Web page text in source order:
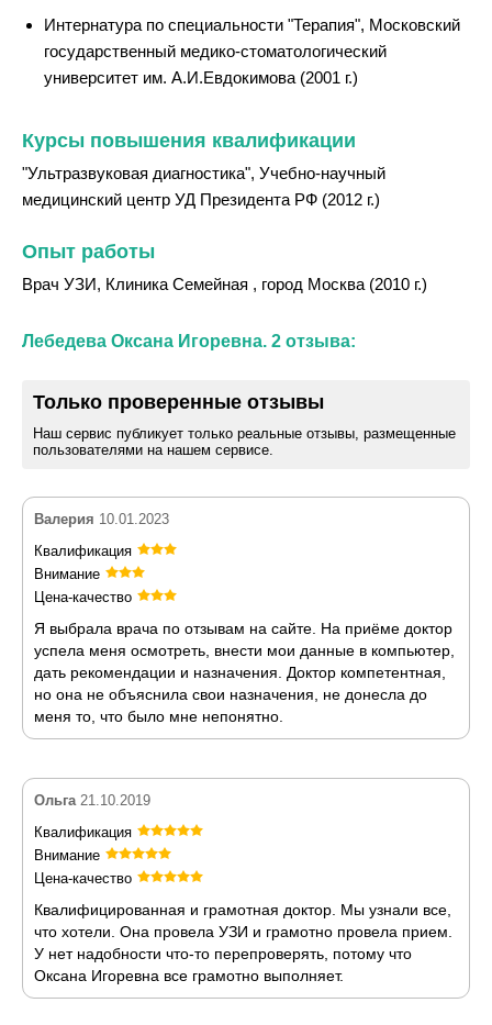
Интернатура по специальности "Терапия", Московский
государственный медико-стоматологический
университет им. А.И.Евдокимова (2001 г.)
Курсы повышения квалификации
"Ультразвуковая диагностика", Учебно-научный
медицинский центр УД Президента РФ (2012 г.)
Опыт работы
Врач УЗИ, Клиника Семейная , город Москва (2010 г.)
Лебедева Оксана Игоревна. 2 отзыва:
Только проверенные отзывы
Наш сервис публикует только реальные отзывы, размещенные
пользователями на нашем сервисе.
Валерия 10.01.2023
Квалификация
Внимание
Цена-качество
Я выбрала врача по отзывам на сайте. На приёме доктор
успела меня осмотреть, внести мои данные в компьютер,
дать рекомендации и назначения. Доктор компетентная,
но она не объяснила свои назначения, не донесла до
меня то, что было мне непонятно.
Ольга 21.10.2019
Квалификация
Внимание
Цена-качество
Квалифицированная и грамотная доктор. Мы узнали все,
что хотели. Она провела УЗИ и грамотно провела прием.
У нет надобности что-то перепроверять, потому что
Оксана Игоревна все грамотно выполняет.